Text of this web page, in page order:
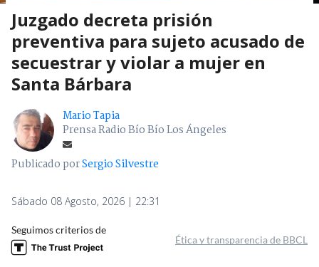
Juzgado decreta prisión
preventiva para sujeto acusado de
secuestrar y violar a mujer en
Santa Bárbara
Mario Tapia
Prensa Radio Bío Bío Los Ángeles
Publicado porSergio Silvestre
Sábado 08 Agosto, 2026 | 22:31
Seguimos criterios de
Ética y transparencia de BBCL